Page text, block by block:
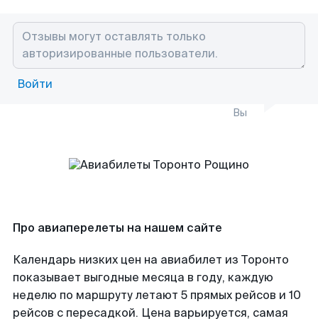
Войти
Вы
Про авиаперелеты на нашем сайте
Календарь низких цен на авиабилет из Торонто
показывает выгодные месяца в году, каждую
неделю по маршруту летают 5 прямых рейсов и 10
рейсов с пересадкой. Цена варьируется, самая